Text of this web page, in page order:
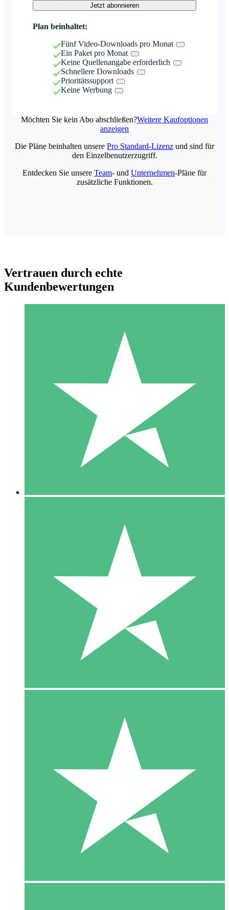
Jetzt abonnieren
Plan beinhaltet:
Fünf Video-Downloads pro Monat
Ein Paket pro Monat
Keine Quellenangabe erforderlich
Schnellere Downloads
Prioritätssupport
Keine Werbung
Möchten Sie kein Abo abschließen?Weitere Kaufoptionen
anzeigen
Individuelle Credit-Pakete
Zahlen Sie nach Bedarf mit Download-Credits. Keine
monatliche Verpflichtung erforderlich.
10 00
10 Downloads
20 00
Die Pläne beinhalten unsere Pro Standard-Lizenz und sind für
den Einzelbenutzerzugriff.
Entdecken Sie unsere Team- und Unternehmen-Pläne für
zusätzliche Funktionen.
Vertrauen durch echte
Kundenbewertungen